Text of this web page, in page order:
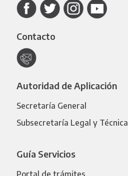
Contacto
Autoridad de Aplicación
Secretaría General
Subsecretaría Legal y Técnica
Guía Servicios
Portal de trámites